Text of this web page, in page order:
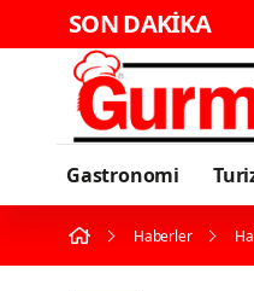
SON DAKİKA
Gastronomi
Haberler